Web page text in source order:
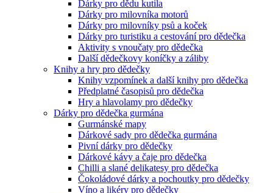
Dárky pro dědu kutila
Dárky pro milovníka motorů
Dárky pro milovníky psů a koček
Dárky pro turistiku a cestování pro dědečka
Aktivity s vnoučaty pro dědečka
Další dědečkovy koníčky a záliby
Knihy a hry pro dědečky
Knihy vzpomínek a další knihy pro dědečka
Předplatné časopisů pro dědečka
Hry a hlavolamy pro dědečky
Dárky pro dědečka gurmána
Gurmánské mapy
Dárkové sady pro dědečka gurmána
Pivní dárky pro dědečky
Dárkové kávy a čaje pro dědečka
Chilli a slané delikatesy pro dědečka
Čokoládové dárky a pochoutky pro dědečky
Víno a likéry pro dědečky